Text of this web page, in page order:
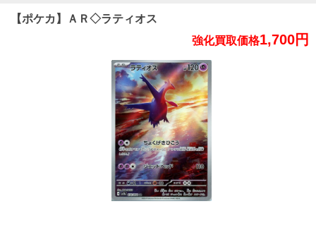
【ポケカ】ＡＲ◇ラティオス
強化買取価格1,700円